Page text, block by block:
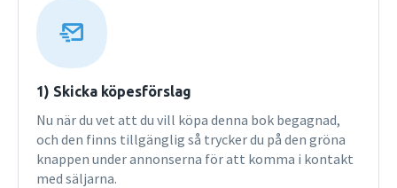
högskola samt externa handledarkonsulter. Olikheterna
utgör bokens intellektuella styrka och utmaning. De olika
kapitlen inspirerar var för sig och tillsammans till fortsatt
dialog om handledningens möjligheter och gränser. Boken
vänder sig till studenter, lärare och forskare med pedagogik
till alla som arbetar med handledning inom skola,
utbildning och yrkesverksamhet.
1) Skicka köpesförslag
Nu när du vet att du vill köpa denna bok begagnad,
och den finns tillgänglig så trycker du på den gröna
knappen under annonserna för att komma i kontakt
med säljarna.